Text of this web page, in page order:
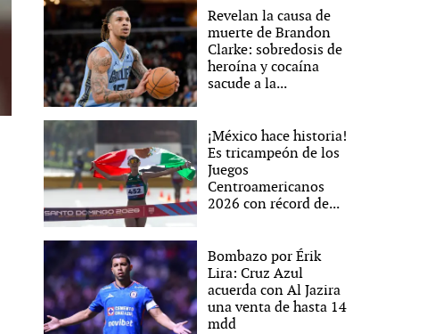
Revelan la causa de
muerte de Brandon
Clarke: sobredosis de
heroína y cocaína
sacude a la...
¡México hace historia!
Es tricampeón de los
Juegos
Centroamericanos
2026 con récord de...
Bombazo por Érik
Lira: Cruz Azul
acuerda con Al Jazira
una venta de hasta 14
mdd